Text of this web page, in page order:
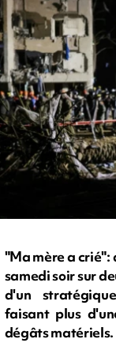
"Ma mère a crié":
samedi soir sur
d'un
faisant plus
dégâts matériels.